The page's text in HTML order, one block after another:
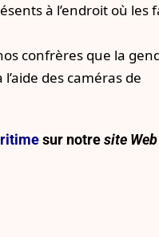
à l’endroit où les
confrères que la
des caméras de
sur notresite Web